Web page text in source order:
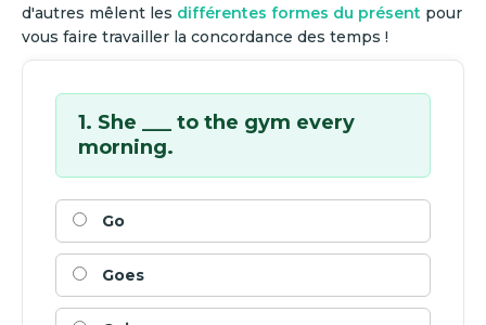
d'autres mêlent les différentes formes du présent pour
vous faire travailler la concordance des temps !
1. She ___ to the gym every
morning.
Go
Goes